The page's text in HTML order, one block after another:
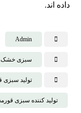
داده اند.
Admin
سبزی خشک
تولید
تولید کننده سبزی